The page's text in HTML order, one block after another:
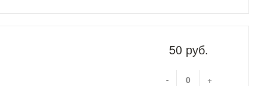
50 руб.
- +